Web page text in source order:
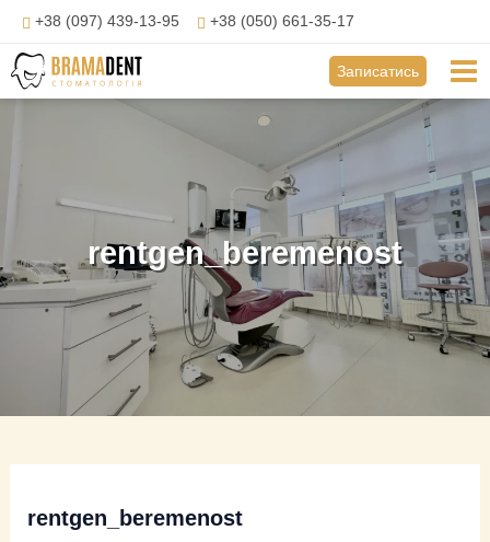
вмісту
+38 (097) 439-13-95 +38 (050) 661-35-17
Записатись
rentgen_beremenost
rentgen_beremenost
Навігація